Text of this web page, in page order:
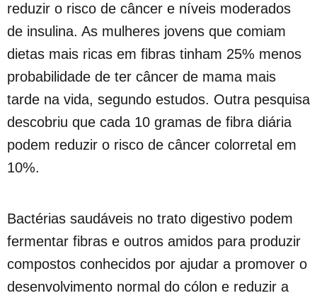
reduzir o risco de câncer e níveis moderados
de insulina. As mulheres jovens que comiam
dietas mais ricas em fibras tinham 25% menos
probabilidade de ter câncer de mama mais
tarde na vida, segundo estudos. Outra pesquisa
descobriu que cada 10 gramas de fibra diária
podem reduzir o risco de câncer colorretal em
10%.
Bactérias saudáveis no trato digestivo podem
fermentar fibras e outros amidos para produzir
compostos conhecidos por ajudar a promover o
desenvolvimento normal do cólon e reduzir a